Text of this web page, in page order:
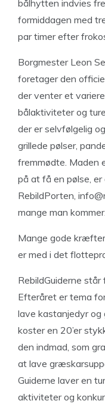
bålhytten indvies
formiddagen med
par timer efter
Borgmester Leon
foretager den
der venter et
bålaktiviteter og
der er selvfølgelig
grillede pølser,
fremmødte. Maden
på at få en pølse,
RebildPorten,
mange man kommer.
Mange gode kræfter
er med i det
RebildGuiderne
Efteråret er tema
lave kastanjedyr
koster en 20’er
den indmad, som
at lave
Guiderne laver en
aktiviteter og